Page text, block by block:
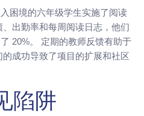
困境的六年级学生实施了阅读
出勤率和每周阅读日志，他们
20%。 定期的教师反馈有助于
成功导致了项目的扩展和社区
陷阱